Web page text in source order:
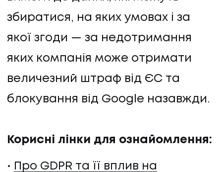
збиратися, на яких умовах і за
якої згоди — за недотримання
яких компанія може отримати
величезний штраф від ЄС та
блокування від Google назавжди.
Корисні лінки для ознайомлення:
Про GDPR та її вплив на
КЛІЄНТИ
КЛІЄНТИ
КОНТАКТИ